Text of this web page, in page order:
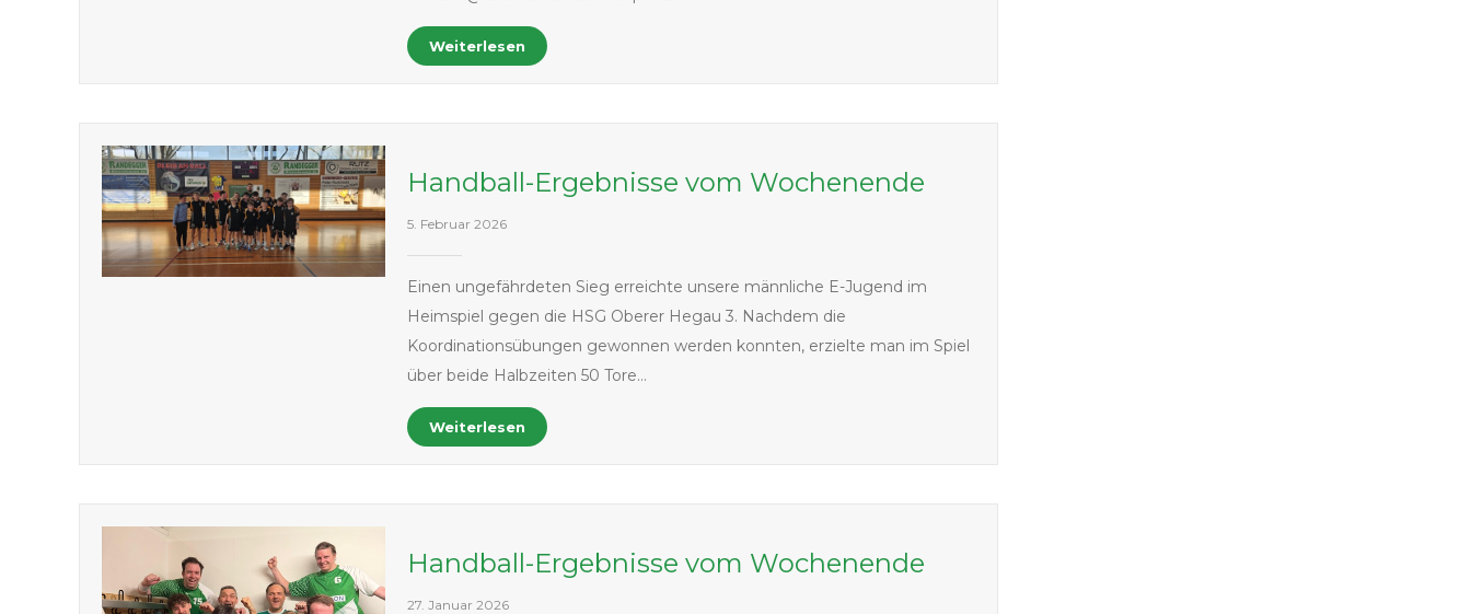
Weiterlesen
Handball-Ergebnisse vom Wochenende
5. Februar 2026
Einen ungefährdeten Sieg erreichte unsere männliche E-Jugend im
Heimspiel gegen die HSG Oberer Hegau 3. Nachdem die
Koordinationsübungen gewonnen werden konnten, erzielte man im Spiel
über beide Halbzeiten 50 Tore…
Weiterlesen
Handball-Ergebnisse vom Wochenende
27. Januar 2026